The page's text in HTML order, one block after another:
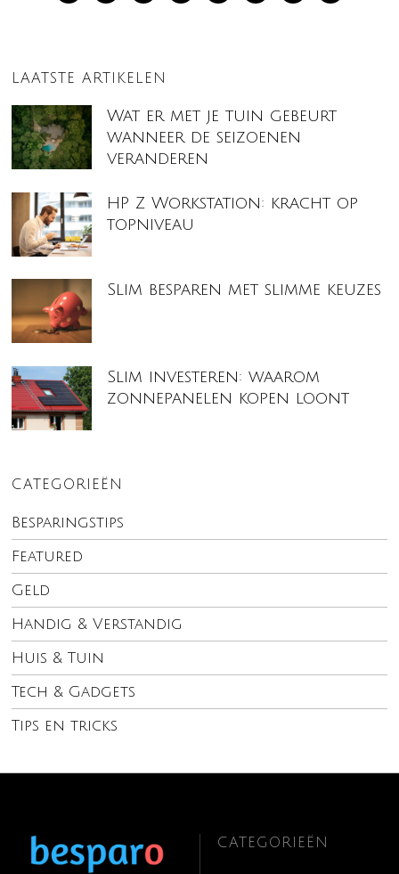
LAATSTE ARTIKELEN
Wat er met je tuin gebeurt
wanneer de seizoenen
veranderen
HP Z Workstation: kracht op
topniveau
Slim besparen met slimme keuzes
Slim investeren: waarom
zonnepanelen kopen loont
CATEGORIEËN
Besparingstips
Featured
Geld
Handig & Verstandig
Huis & Tuin
Tech & Gadgets
Tips en tricks
CATEGORIEËN